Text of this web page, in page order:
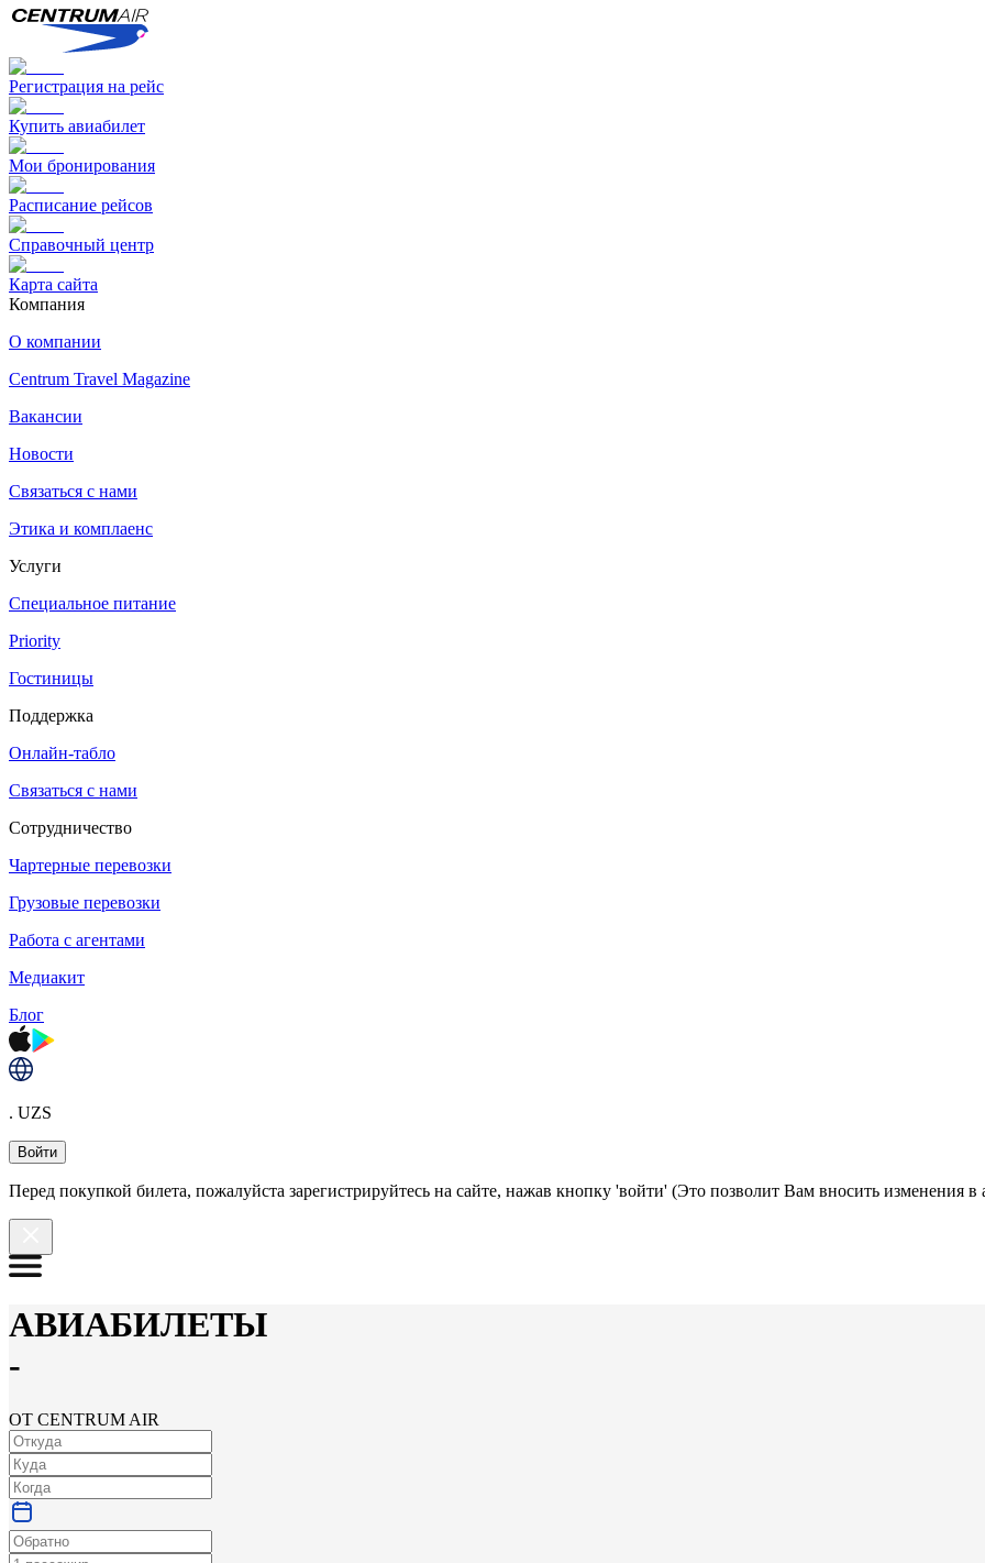
Регистрация на рейс
Купить авиабилет
Мои бронирования
Расписание рейсов
Справочный центр
Карта сайта
Компания
О компании
Centrum Travel Magazine
Вакансии
Новости
Связаться с нами
Этика и комплаенс
Услуги
Специальное питание
Priority
Гостиницы
Поддержка
Онлайн-табло
Связаться с нами
Сотрудничество
Чартерные перевозки
Грузовые перевозки
Работа с агентами
Медиакит
Блог
. UZS
Войти
Перед покупкой билета, пожалуйста зарегистрируйтесь на сайте, нажав кнопку 'войти' (Это позволит Вам вносить изменения в
АВИАБИЛЕТЫ
-
ОТ CENTRUM AIR